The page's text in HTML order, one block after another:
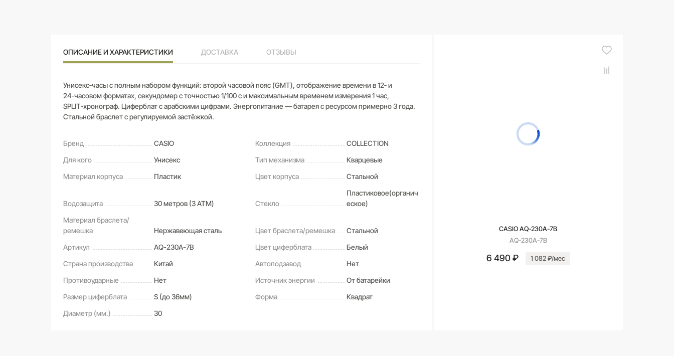
ОПИСАНИЕ И ХАРАКТЕРИСТИКИ ДОСТАВКА ОТЗЫВЫ
Унисекс‑часы с полным набором функций: второй часовой пояс (GMT), отображение времени в 12‑ и
24‑часовом форматах, секундомер с точностью 1/100 с и максимальным временем измерения 1 час,
SPLIT‑хронограф. Циферблат с арабскими цифрами. Энергопитание — батарея с ресурсом примерно 3 года.
Стальной браслет с регулируемой застёжкой.
Бренд CASIO Коллекция
COLLECTION
Для кого
Унисекс Тип механизма
Кварцевые
Материал корпуса
Пластик Цвет корпуса Стальной
Водозащита 30 метров (3 ATM) Стекло
Пластиковое(органич
еское)
Материал браслета/
ремешка
Нержавеющая сталь Цвет браслета/ремешка
Стальной
Артикул
AQ-230A-7B Цвет циферблата
Белый
Страна производства
Китай Автоподзавод
Нет
Противоударные
Нет Источник энергии
От батарейки
Размер циферблата
S (до 36мм) Форма
Квадрат
Диаметр (мм.)
30
CASIO AQ-230A-7B
AQ-230A-7B
6 490 ₽ 1 082 ₽/мес